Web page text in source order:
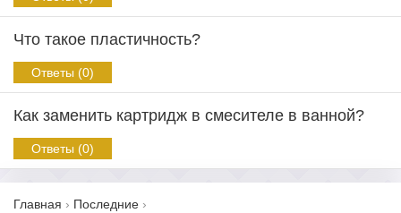
Что такое пластичность?
Ответы (0)
Как заменить картридж в смесителе в ванной?
Ответы (0)
Главная › Последние ›